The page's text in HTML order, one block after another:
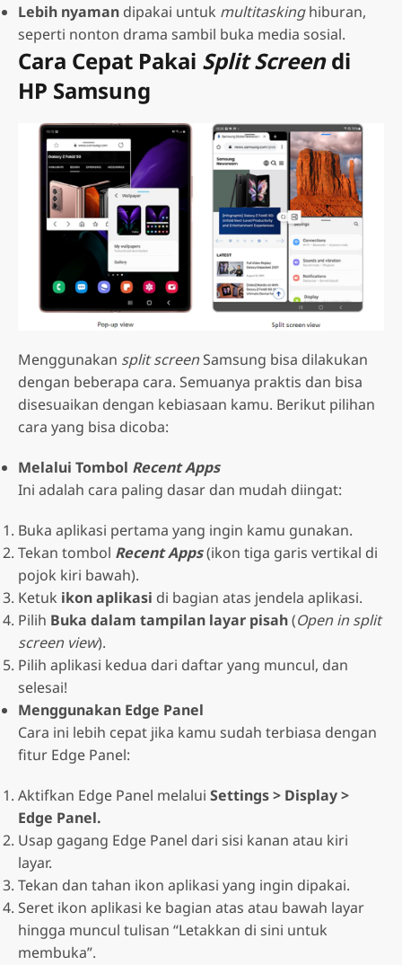
Lebih nyaman dipakai untuk multitaskinghiburan,
seperti nonton drama sambil buka media sosial.
Cara Cepat Pakai Split Screendi
HP Samsung
Menggunakan split screenSamsung bisa dilakukan
dengan beberapa cara. Semuanya praktis dan bisa
disesuaikan dengan kebiasaan kamu. Berikut pilihan
cara yang bisa dicoba:
Melalui Tombol Recent Apps
Ini adalah cara paling dasar dan mudah diingat:
Buka aplikasi pertama yang ingin kamu gunakan.
Tekan tombol Recent Apps(ikon tiga garis vertikal di
pojok kiri bawah).
Ketuk ikon aplikasi di bagian atas jendela aplikasi.
Pilih Buka dalam tampilan layar pisah(Open in split
screen view).
Pilih aplikasi kedua dari daftar yang muncul, dan
selesai!
Menggunakan Edge Panel
Cara ini lebih cepat jika kamu sudah terbiasa dengan
fitur Edge Panel:
Aktifkan Edge Panel melalui Settings > Display >
Edge Panel.
Usap gagang Edge Panel dari sisi kanan atau kiri
layar.
Tekan dan tahan ikon aplikasi yang ingin dipakai.
Seret ikon aplikasi ke bagian atas atau bawah layar
hingga muncul tulisan “Letakkan di sini untuk
membuka”.